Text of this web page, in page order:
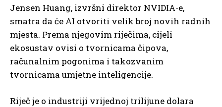
Jensen Huang, izvršni direktor NVIDIA-e,
smatra da će AI otvoriti velik broj novih radnih
mjesta. Prema njegovim riječima, cijeli
ekosustav ovisi o tvornicama čipova,
računalnim pogonima i takozvanim
tvornicama umjetne inteligencije.
Riječ je o industriji vrijednoj trilijune dolara